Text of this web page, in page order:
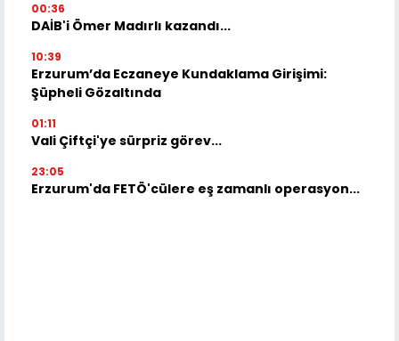
00:36
DAİB'i Ömer Madırlı kazandı...
10:39
Erzurum’da Eczaneye Kundaklama Girişimi:
Şüpheli Gözaltında
01:11
Vali Çiftçi'ye sürpriz görev...
23:05
Erzurum'da FETÖ'cülere eş zamanlı operasyon...